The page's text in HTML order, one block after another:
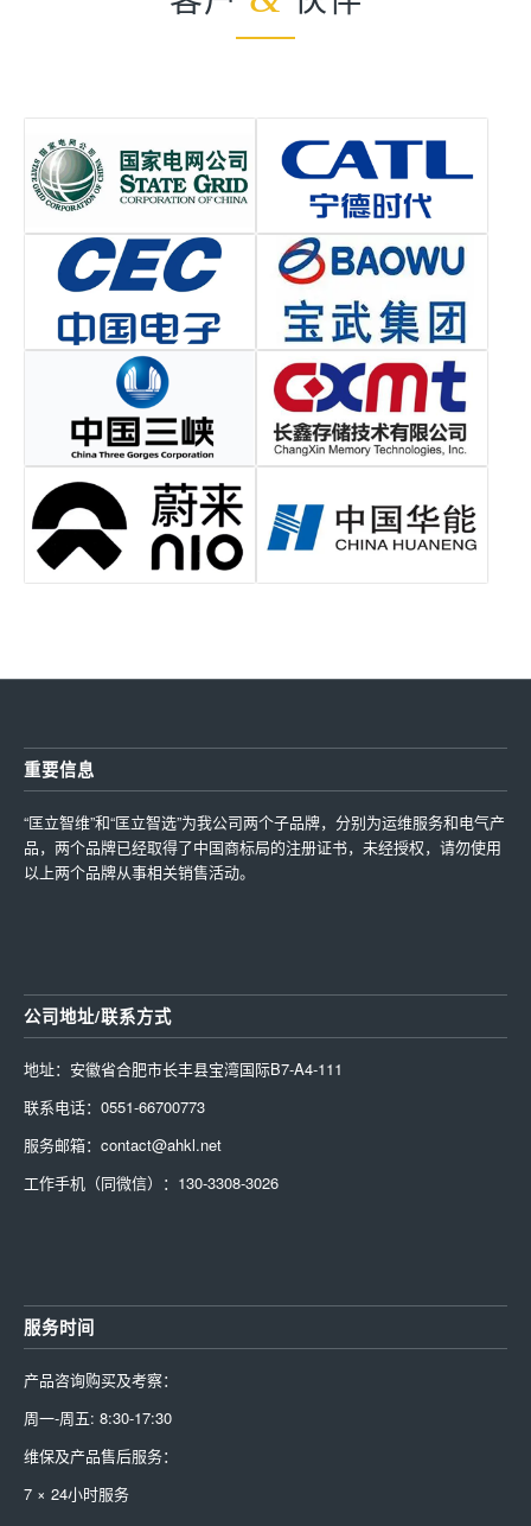
重要信息
“匡立智维”和“匡立智选”为我公司两个子品牌，分别为运维服务和电气产
品，两个品牌已经取得了中国商标局的注册证书，未经授权，请勿使用
以上两个品牌从事相关销售活动。
公司地址/联系方式
地址：安徽省合肥市长丰县宝湾国际B7-A4-111
联系电话：0551-66700773
服务邮箱：contact@ahkl.net
工作手机（同微信）：130-3308-3026
服务时间
产品咨询购买及考察：
周一-周五: 8:30-17:30
维保及产品售后服务：
7 × 24小时服务